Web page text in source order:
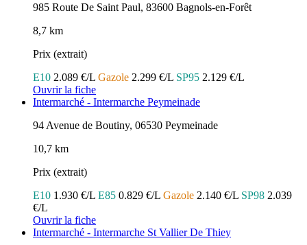
985 Route De Saint Paul, 83600 Bagnols-en-Forêt
8,7 km
Prix (extrait)
E10 2.089 €/L Gazole 2.299 €/L SP95 2.129 €/L
Ouvrir la fiche
Intermarché - Intermarche Peymeinade
94 Avenue de Boutiny, 06530 Peymeinade
10,7 km
Prix (extrait)
E10 1.930 €/L E85 0.829 €/L Gazole 2.140 €/L SP98 2.039
€/L
Ouvrir la fiche
Intermarché - Intermarche St Vallier De Thiey